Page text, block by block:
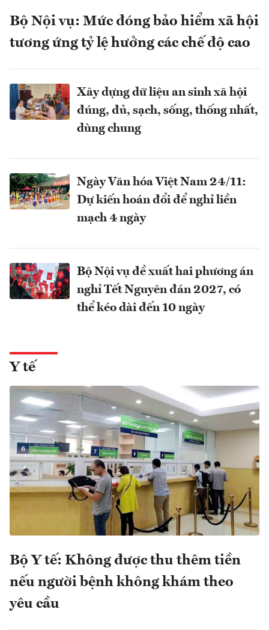
Bộ Nội vụ: Mức đóng bảo hiểm xã hội
tương ứng tỷ lệ hưởng các chế độ cao
Xây dựng dữ liệu an sinh xã hội
đúng, đủ, sạch, sống, thống nhất,
dùng chung
Ngày Văn hóa Việt Nam 24/11:
Dự kiến hoán đổi để nghỉ liền
mạch 4 ngày
Bộ Nội vụ đề xuất hai phương án
nghỉ Tết Nguyên đán 2027, có
thể kéo dài đến 10 ngày
Y tế
Bộ Y tế: Không được thu thêm tiền
nếu người bệnh không khám theo
yêu cầu